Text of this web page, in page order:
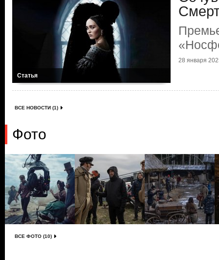
Статья
28 января
ВСЕ НОВОСТИ (1)
Фото
ВСЕ ФОТО (10)